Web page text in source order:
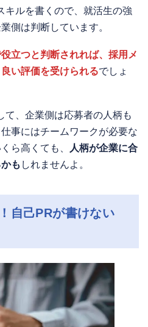
キルを書くので、就活生の強
側は判断しています。
立つと判断されれば、採用メ
い評価を受けられるでしょ
て、企業側は応募者の人柄も
事にはチームワークが必要な
ら高くても、
人柄が企業に合
も しれませんよ。
自己PRが書けない